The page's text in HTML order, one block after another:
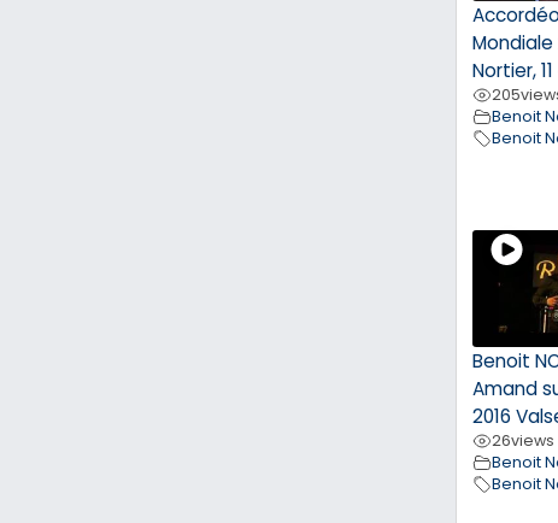
Mondiale
Nortier,
205
Benoit
Benoit
Benoit
Amand
2016
26views
Benoit
Benoit